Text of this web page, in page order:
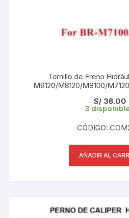
Tornillo de Freno
M9120/M8120/M8100/
S/38.00
3
CÓDIGO:
AÑADIR AL